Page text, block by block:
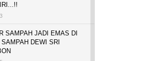
SAMPAH JADI EMAS DI
SAMPAH DEWI SRI